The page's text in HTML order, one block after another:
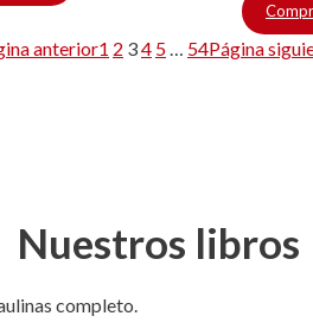
anterior1 2 34 5… 54Página
Nuestros libros
completo.